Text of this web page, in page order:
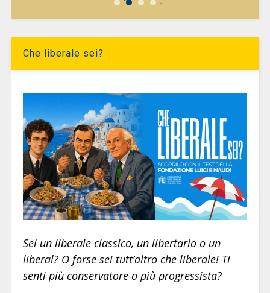
Che liberale sei?
Sei un liberale classico, un libertario o un
liberal? O forse sei tutt’altro che liberale! Ti
senti più conservatore o più progressista?